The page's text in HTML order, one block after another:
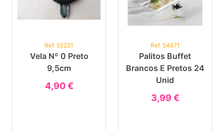
Ref. 52221
Vela Nº 0 Preto
9,5cm
4,90 €
Ref. 54671
Palitos Buffet
Brancos E Pretos 24
Unid
3,99 €